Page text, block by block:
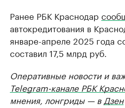
Ранее РБК Краснодар
автокредитования в
январе-апреле 2025 года
составил 17,5 млрд руб.
Оперативные новости и
Telegram-канале РБК
мнения, лонгриды — в Дзен